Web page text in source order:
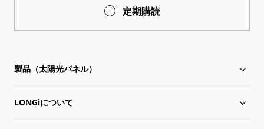
定期購読
製品（太陽光パネル）
太陽電池モジュール
LONGiについて